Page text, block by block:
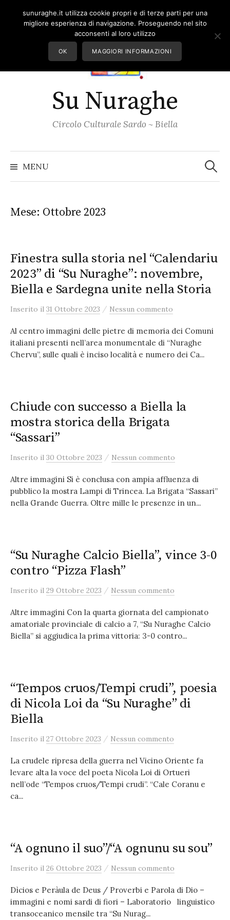
Su Nuraghe
Circolo Culturale Sardo ~ Biella
MENU per:
Mese: Ottobre 2023
Finestra sulla storia nel “Calendariu
2023” di “Su Nuraghe”: novembre,
Biella e Sardegna unite nella Storia
Inserito il 31 Ottobre 2023 / Nessun commento
Al centro immagini delle pietre di memoria dei Comuni
italiani presenti nell’area monumentale di “Nuraghe
Chervu”, sulle quali è inciso località e numero dei Ca...
Chiude con successo a Biella la
mostra storica della Brigata
“Sassari”
Inserito il 30 Ottobre 2023 / Nessun commento
Altre immagini Si è conclusa con ampia affluenza di
pubblico la mostra Lampi di Trincea. La Brigata “Sassari”
nella Grande Guerra. Oltre mille le presenze in un...
“Su Nuraghe Calcio Biella”, vince 3-0
contro “Pizza Flash”
Inserito il 29 Ottobre 2023 / Nessun commento
Altre immagini Con la quarta giornata del campionato
amatoriale provinciale di calcio a 7, “Su Nuraghe Calcio
Biella” si aggiudica la prima vittoria: 3-0 contro...
“Tempos cruos/Tempi crudi”, poesia
di Nicola Loi da “Su Nuraghe” di
Biella
Inserito il 27 Ottobre 2023 / Nessun commento
La crudele ripresa della guerra nel Vicino Oriente fa
levare alta la voce del poeta Nicola Loi di Ortueri
nell’ode “Tempos cruos/Tempi crudi”. “Cale Coranu e
ca...
“A ognuno il suo”/“A ognunu su sou”
Inserito il 26 Ottobre 2023 / Nessun commento
Dìcios e Peràula de Deus / Proverbi e Parola di Dio –
immagini e nomi sardi di fiori – Laboratorio linguistico
transoceanico mensile tra “Su Nurag...
sunuraghe.it utilizza cookie propri e di terze parti per una
migliore esperienza di navigazione. Proseguendo nel sito
acconsenti al loro utilizzo
OK MAGGIORI INFORMAZIONI